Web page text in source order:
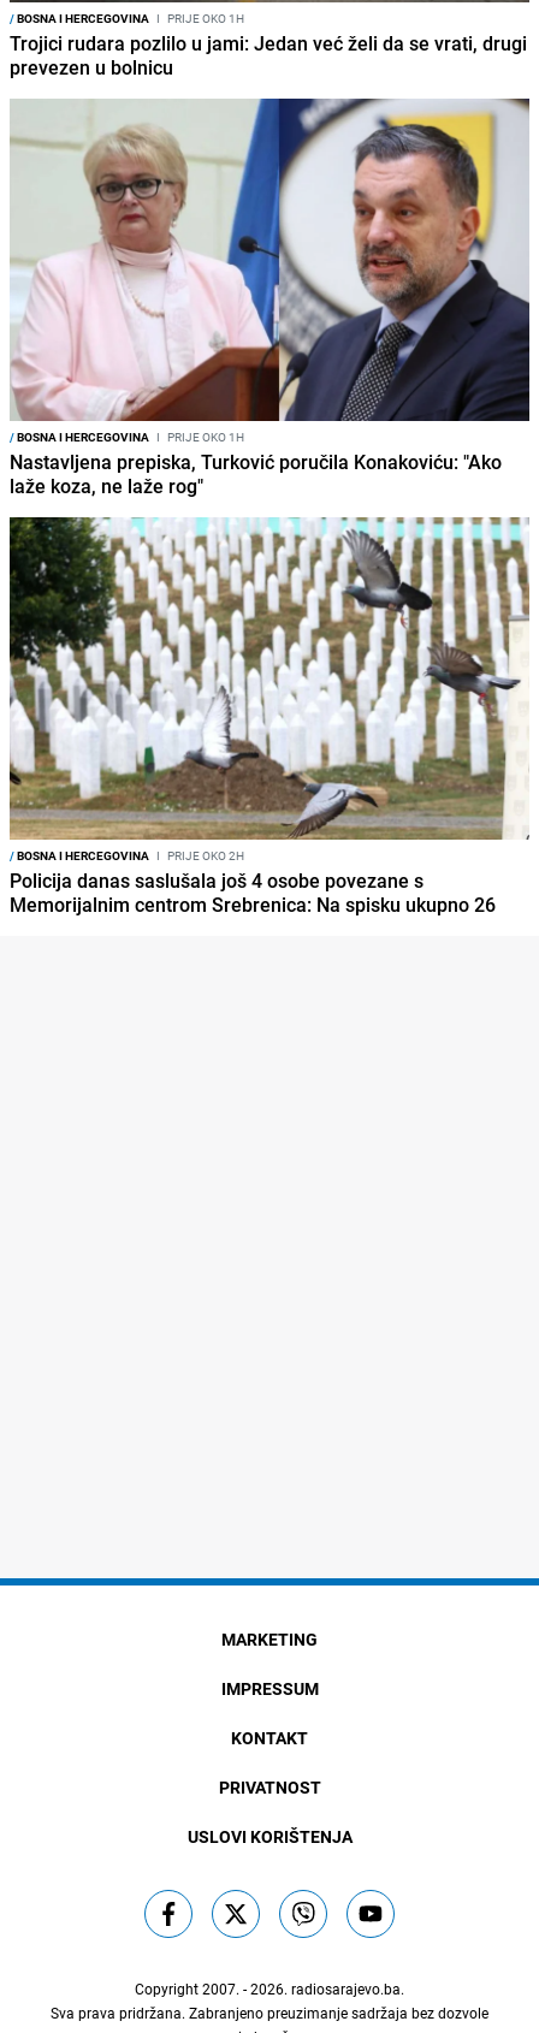
/BOSNA I HERCEGOVINA I PRIJE OKO 1H
Trojici rudara pozlilo u jami: Jedan već želi da se vrati, drugi
prevezen u bolnicu
/BOSNA I HERCEGOVINA I PRIJE OKO 1H
Nastavljena prepiska, Turković poručila Konakoviću: "Ako
laže koza, ne laže rog"
/BOSNA I HERCEGOVINA I PRIJE OKO 2H
Policija danas saslušala još 4 osobe povezane s
Memorijalnim centrom Srebrenica: Na spisku ukupno 26
MARKETING
IMPRESSUM
KONTAKT
PRIVATNOST
USLOVI KORIŠTENJA
Copyright 2007. - 2026. radiosarajevo.ba.
Sva prava pridržana. Zabranjeno preuzimanje sadržaja bez dozvole